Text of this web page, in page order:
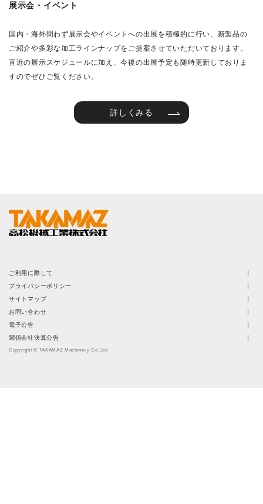
展示会・イベント
国内・海外問わず展示会やイベントへの出展を積極的に行い、新製品の
ご紹介や多彩な加工ラインナップをご提案させていただいております。
直近の展示スケジュールに加え、今後の出展予定も随時更新しておりま
すのでぜひご覧ください。
詳しくみる
ご利用に際して
プライバシーポリシー
サイトマップ
お問い合わせ
電子公告
関係会社決算公告
Copyright © TAKAMAZ Machinery Co.,Ltd